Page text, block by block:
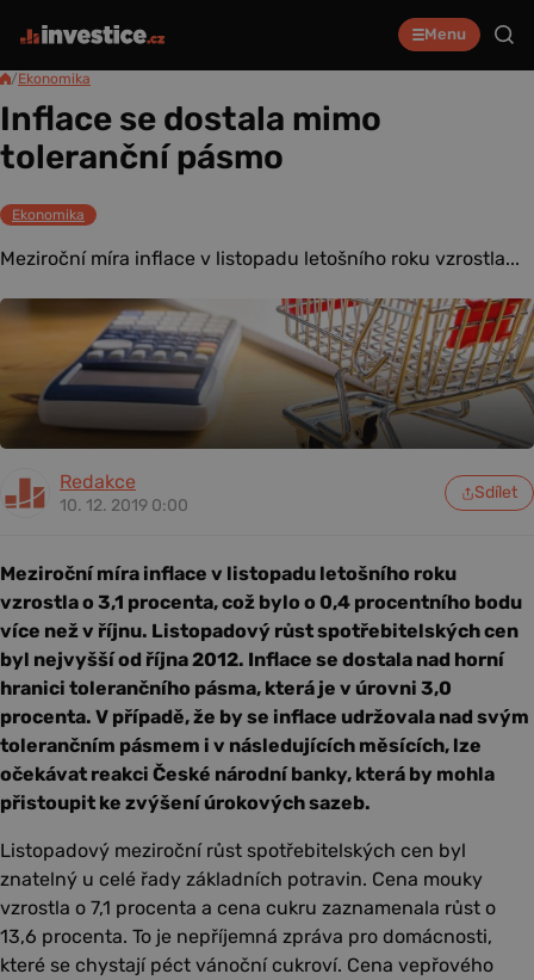
Menu
/Ekonomika
Inflace se dostala mimo
toleranční pásmo
Ekonomika
Meziroční míra inflace v listopadu letošního roku vzrostla...
Redakce
10. 12. 2019 0:00
Sdílet
Meziroční míra inflace v listopadu letošního roku
vzrostla o 3,1 procenta, což bylo o 0,4 procentního bodu
více než v říjnu. Listopadový růst spotřebitelských cen
byl nejvyšší od října 2012. Inflace se dostala nad horní
hranici tolerančního pásma, která je v úrovni 3,0
procenta. V případě, že by se inflace udržovala nad svým
tolerančním pásmem i v následujících měsících, lze
očekávat reakci České národní banky, která by mohla
přistoupit ke zvýšení úrokových sazeb.
Listopadový meziroční růst spotřebitelských cen byl
znatelný u celé řady základních potravin. Cena mouky
vzrostla o 7,1 procenta a cena cukru zaznamenala růst o
13,6 procenta. To je nepříjemná zpráva pro domácnosti,
které se chystají péct vánoční cukroví. Cena vepřového